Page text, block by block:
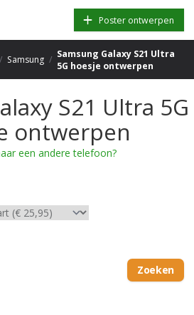
Poster ontwerpen
/ Samsung / Samsung Galaxy S21 Ultra
5G hoesje ontwerpen
S21 Ultra 5G
ontwerpen
een andere telefoon?
Zoeken